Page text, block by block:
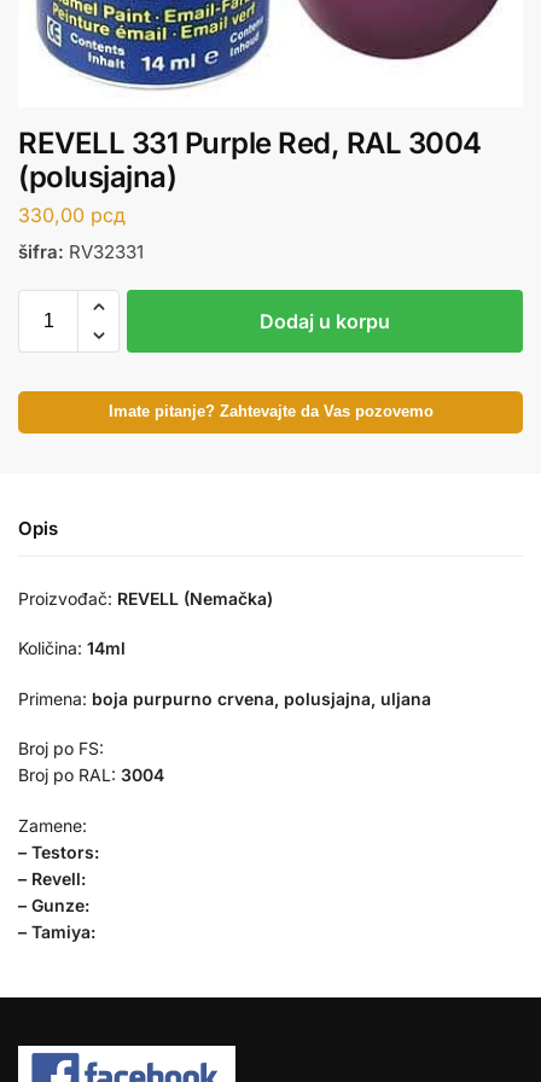
REVELL 331 Purple Red, RAL 3004
(polusjajna)
330,00 рсд
šifra: RV32331
Dodaj u korpu
Imate pitanje? Zahtevajte da Vas pozovemo
Opis
Proizvođač: REVELL (Nemačka)
Količina: 14ml
Primena: boja purpurno crvena, polusjajna, uljana
Broj po FS:
Broj po RAL: 3004
Zamene:
– Testors:
– Revell:
– Gunze:
– Tamiya: